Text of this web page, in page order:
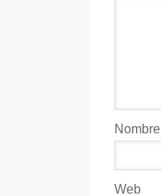
Nombre
Web